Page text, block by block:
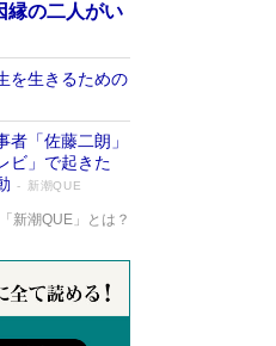
縁の二人がい
を生きるための
者「佐藤二朗」
ビ」で起きた
新潮QUE
「新潮QUE」とは？